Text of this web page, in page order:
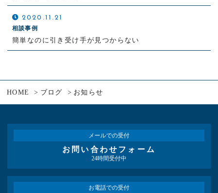
2020.11.21
相談事例
簡単なのに引き受け手が見つからない
HOME ブログ お知らせ
メールでの受付
お問い合わせフォーム
24時間受付中
お電話での受付